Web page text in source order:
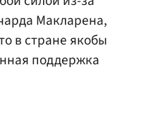
Макларена,
в стране якобы
поддержка